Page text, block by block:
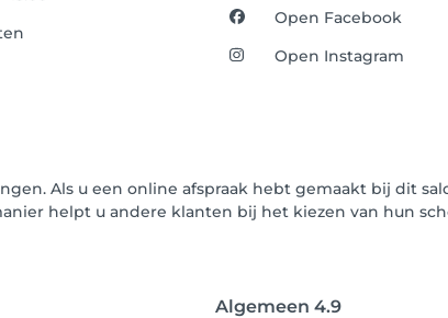
Open Facebook
Open Instagram
Als u een online afspraak hebt gemaakt bij dit
helpt u andere klanten bij het kiezen van hun
Algemeen 4.9